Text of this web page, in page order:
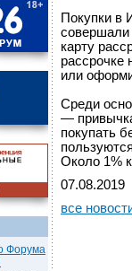
Форума
Покупки в
совершали
карту
рассрочке
или
Среди
—
покупать
Около 1%
07.08.2019
все